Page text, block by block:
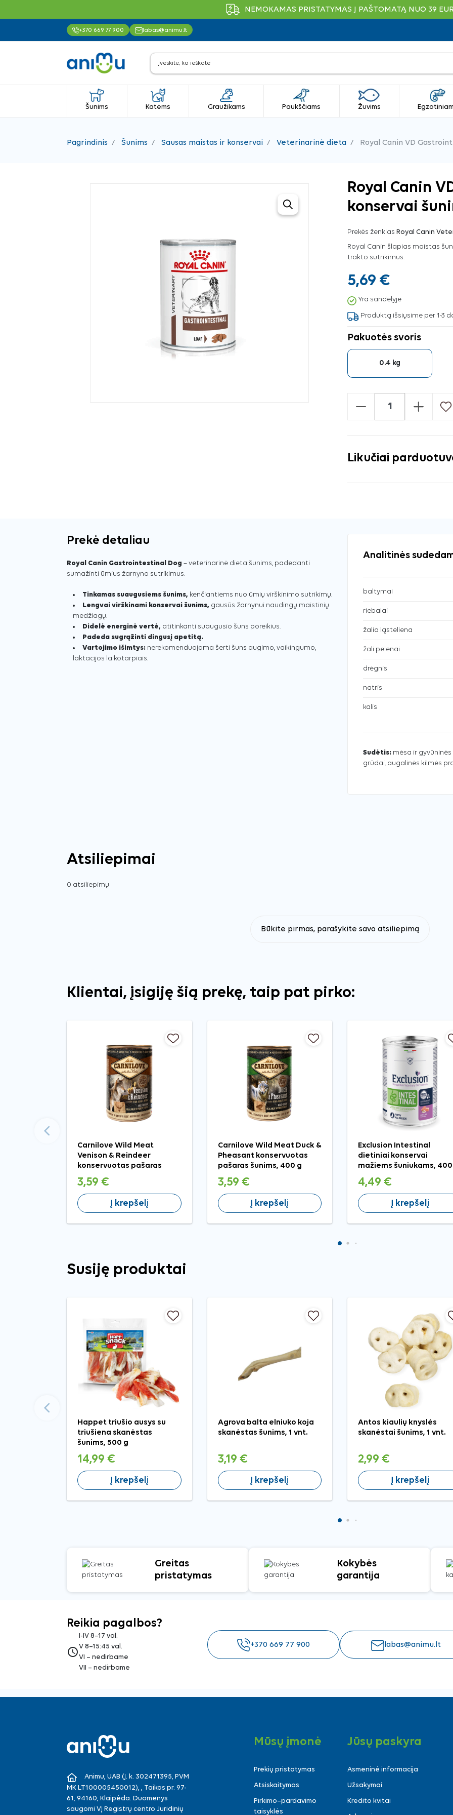
NEMOKAMAS PRISTATYMAS Į PAŠTOMATĄ NUO 39
+370 669 77 900 labas@animu.lt
Šunims Katėms Graužikams Paukščiams Žuvims
Pagrindinis Šunims Sausas maistas ir konservai Veterinarinė dieta Royal Canin VD
Royal Canin
konservai
Prekės ženklas Royal Canin
Royal Canin šlapias maistas
trakto sutrikimus.
5,69 €
Yra sandėlyje
Produktą išsiųsime per 1-3
Pakuotės svoris
0.4 kg
- +
Likučiai
Prekė detaliau
Royal Canin Gastrointestinal Dog – veterinarinė dieta šunims, padedanti
sumažinti ūmius žarnyno sutrikimus.
Tinkamas suaugusiems šunims, kenčiantiems nuo ūmių virškinimo sutrikimų.
Lengvai virškinami konservai šunims, gausūs žarnynui naudingų maistinių
medžiagų.
Didelė energinė vertė, atitinkanti suaugusio šuns poreikius.
Padeda sugrąžinti dingusį apetitą.
Vartojimo išimtys: nerekomenduojama šerti šuns augimo, vaikingumo,
laktacijos laikotarpiais.
Analitinės
baltymai
riebalai
žalia ląsteliena
žali pelenai
drėgnis
natris
kalis
Sudėtis: mėsa ir
grūdai, augalinės kilmės
Atsiliepimai
0 atsiliepimų
Būkite pirmas, parašykite savo atsiliepimą
Klientai, įsigiję šią prekę, taip pat pirko:
Carnilove Wild Meat
Venison & Reindeer
konservuotas pašaras
šunims, 400 g
3,59 €
Į krepšelį
Carnilove Wild Meat Duck &
Pheasant konservuotas
pašaras šunims, 400 g
3,59 €
Į krepšelį
Exclusion Intestinal
dietiniai konservai
mažiems šuniukams,
4,49 €
Į krepšelį
Ankstesnis
Susiję produktai
Happet triušio ausys su
triušiena skanėstas
šunims, 500 g
14,99 €
Į krepšelį
Agrova balta elniuko koja
skanėstas šunims, 1 vnt.
3,19 €
Į krepšelį
Antos kiaulių knyslės
skanėstai šunims, 1 vnt.
2,99 €
Į krepšelį
Greitas
pristatymas
Kokybės
garantija
Reikia pagalbos?
access_time
I-IV 8–17 val.
V 8–15:45 val.
VI – nedirbame
VII – nedirbame
+370 669 77 900 labas@animu.lt
Animu, UAB (Į. k. 302471395, PVM
MK LT100005450012), , Taikos pr. 97-
61, 94160, Klaipėda. Duomenys
saugomi VĮ Registrų centro Juridinių
Mūsų įmonė
Prekių pristatymas
Atsiskaitymas
Pirkimo–pardavimo
taisyklės
Jūsų paskyra
Asmeninė informacija
Užsakymai
Kredito kvitai